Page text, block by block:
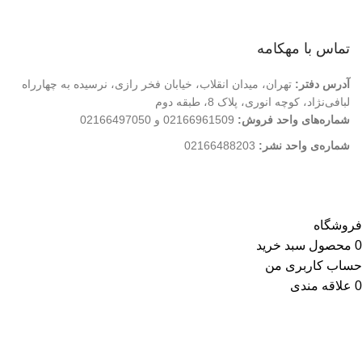
تماس با مهکامه
آدرس دفتر: تهران، میدان انقلاب، خیابان فخر رازی، نرسیده به چهارراه
لبافی‌نژاد، کوچه انوری، پلاک 8، طبقه دوم
شماره‌های واحد فروش: 02166961509 و 02166497050
شماره‌‌ی واحد نشر:
فروشگاه
0 محصول سبد خرید
حساب کاربری من
0 علاقه مندی